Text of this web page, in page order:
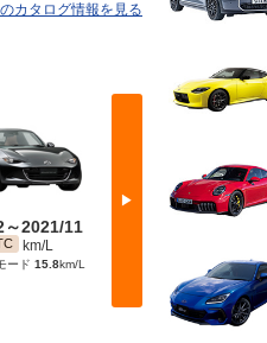
カタログ情報を見る
▶
～2021/11
km/L
ード 15.8km/L ※ 10・15モード15.2～
15.8km/L